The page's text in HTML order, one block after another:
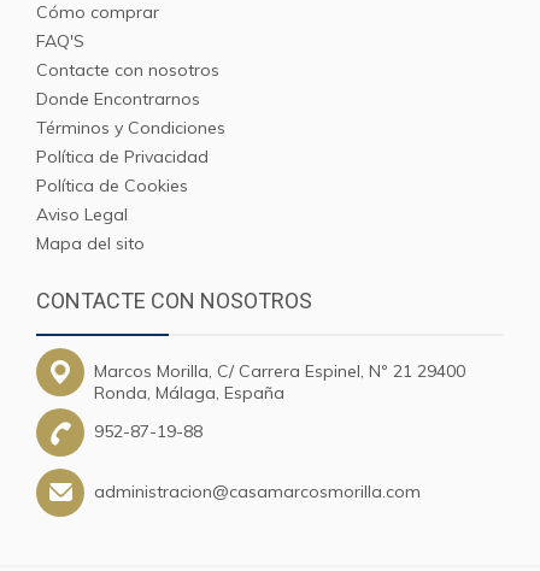
Cómo comprar
FAQ'S
Contacte con nosotros
Donde Encontrarnos
Términos y Condiciones
Política de Privacidad
Política de Cookies
Aviso Legal
Mapa del sito
CONTACTE CON NOSOTROS
Marcos Morilla, C/ Carrera Espinel, Nº 21 29400
Ronda, Málaga, España
952-87-19-88
administracion@casamarcosmorilla.com